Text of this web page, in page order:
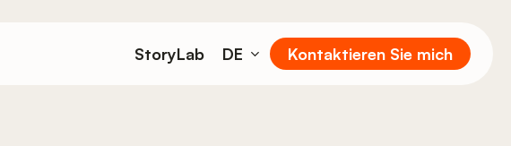
StoryLab DE Kontaktieren Sie mich